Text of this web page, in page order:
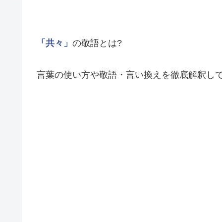
「共々」 の敬語とは?
言葉の使い方や敬語・言い換えを徹底解釈し